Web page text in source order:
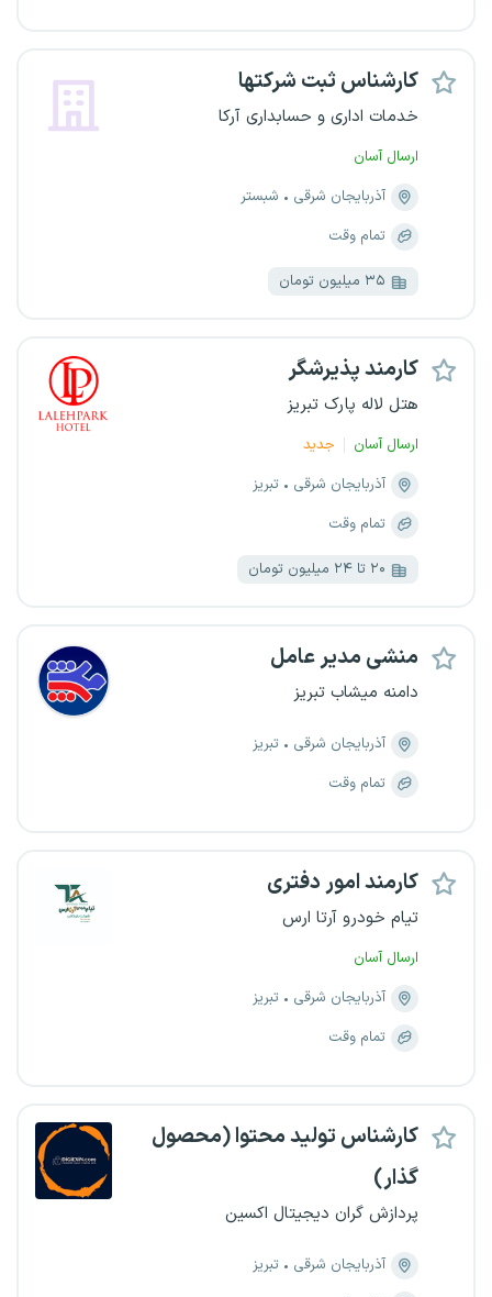
کارشناس ثبت شرکتها
خدمات اداری و حسابداری آرکا
ارسال آسان
آذربایجان شرقی
شبستر
تمام وقت
۳۵ میلیون تومان
کارمند پذیرشگر
هتل لاله پارک تبریز
ارسال آسان
جدید
آذربایجان شرقی
تبریز
تمام وقت
۲۰ تا ۲۴ میلیون تومان
منشی مدیر عامل
دامنه میشاب تبریز
آذربایجان شرقی
تبریز
تمام وقت
کارمند امور دفتری
تیام خودرو آرتا ارس
ارسال آسان
آذربایجان شرقی
تبریز
تمام وقت
کارشناس تولید محتوا (محصول
گذار)
پردازش گران دیجیتال اکسین
آذربایجان شرقی
تبریز